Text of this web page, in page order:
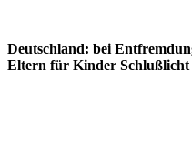
Deutschland: bei
Eltern für Kinder Schlußlicht